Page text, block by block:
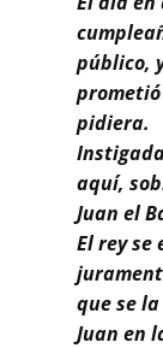
público,
pidiera.
aquí,
Juan el
El rey se
que se
Juan en